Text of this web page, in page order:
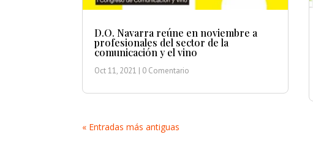
D.O. Navarra reúne en noviembre a
profesionales del sector de la
comunicación y el vino
Oct 11, 2021 | 0 Comentario
« Entradas más antiguas